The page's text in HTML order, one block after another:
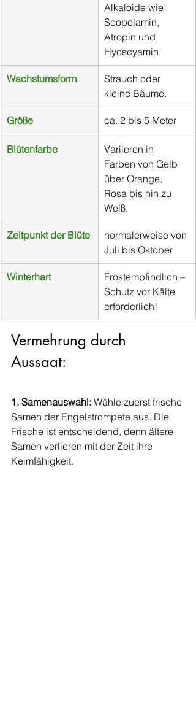
Alkaloide wie
Scopolamin,
Atropin und
Hyoscyamin.
Wachstumsform
​Strauch oder
kleine Bäume.
Größe ca. 2 bis 5 Meter
Blütenfarbe
Variieren in
Farben von Gelb
über Orange,
Rosa bis hin zu
Weiß.
Zeitpunkt der Blüte
normalerweise von
Juli bis Oktober
Winterhart
Frostempfindlich –
Schutz vor Kälte
erforderlich!
Vermehrung durch
Aussaat:
1. Samenauswahl: Wähle zuerst frische
Samen der Engelstrompete aus. Die
Frische ist entscheidend, denn ältere
Samen verlieren mit der Zeit ihre
Keimfähigkeit.